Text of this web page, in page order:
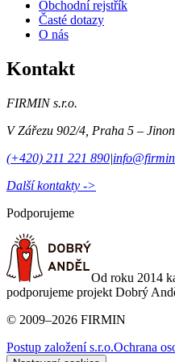
Obchodní rejstřík
Časté dotazy
O nás
Kontakt
FIRMIN s.r.o.
V Zářezu 902/4 Praha 5 –
(+420) 211 221 890|
Další kontakty ->
Podporujeme
Od roku 2014
podporujeme projekt Dobrý
© 2009–2026 FIRMIN
Postup založení s.r.o.Ochrana